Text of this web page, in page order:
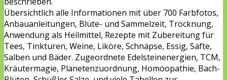
Übersichtlich alle Informationen mit über 700 Farbfotos,
Anbauanleitungen, Blüte- und Sammelzeit, Trocknung,
Anwendung als Heilmittel, Rezepte mit Zubereitung für
Tees, Tinkturen, Weine, Liköre, Schnäpse, Essig, Säfte,
Salben und Bäder. Zugeordnete Edelsteinenergien, TCM,
Kräutermagie, Planetenzuordnung, Homöopathie, Bach-